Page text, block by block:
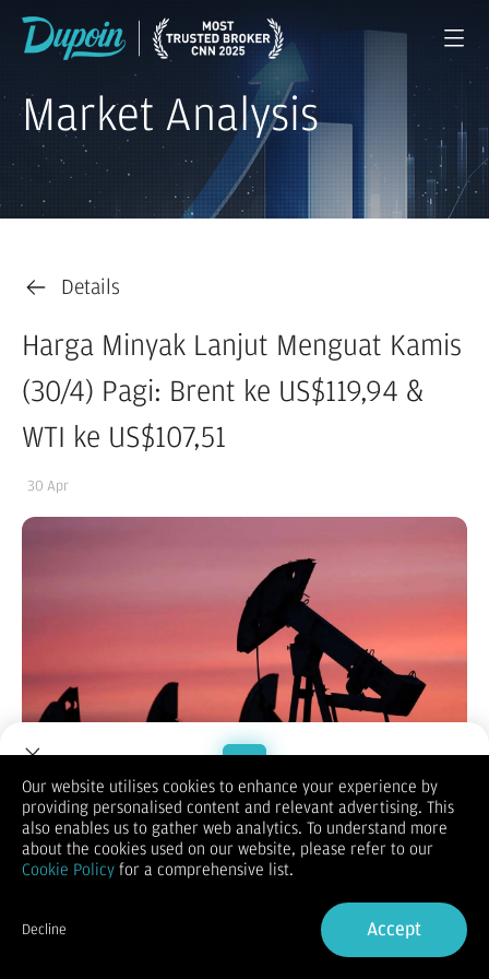
Market Analysis
Details
Harga Minyak Lanjut Menguat Kamis
(30/4) Pagi: Brent ke US$119,94 &
WTI ke US$107,51
30 Apr
KONTAN.CO.ID -Harga minyak dunia kembali menguat pada
Kamis (30/4/2026), seiring kekhawatiran bahwa pasokan dari
kawasan Timur Tengah akan tetap terganggu lebih lama akibat
Melansir
harga minyak mentah Brent untuk kontrak
Juni naik US$1,91 atau 1,62% menjadi US$119,94 per barel pada
Welcome to Dupoin.
Trade with a Trusted Broker
Sign in
Our website utilises cookies to enhance your experience by
providing personalised content and relevant advertising. This
also enables us to gather web analytics. To understand more
about the cookies used on our website, please refer to our
Cookie Policy for a comprehensive list.
Decline Accept